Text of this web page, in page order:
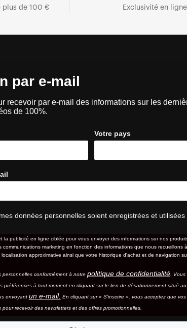
plus de 100 € Exclusivité en ligne
par e-mail
recevoir par e-mail des informations sur les
de 100%.
Votre pays
données personnelles soient enregistrées et
la publicité en ligne ciblée pour vous envoyer des informations sur nos
communications marketing en fonction des informations que nous recueillons
approximative ainsi que votre historique d'achat et de navigation
personnelles conformément à notre politique de confidentialité. Vous
préférences à tout moment en cliquant sur le lien de désabonnement situé
envoyant un e-mail. En cliquant sur « S'inscrire », vous acceptez que
recevoir des newsletters et des offres promotionnelles.